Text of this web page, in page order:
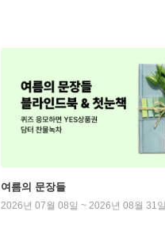
여름의 문장들
2026년 07월 08일 ~ 2026년 08월 31일